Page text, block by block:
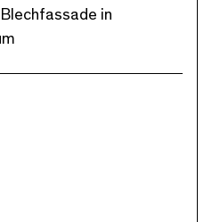
in